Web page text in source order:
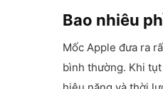
Bao nhiêu
Mốc Apple đưa ra
bình thường. Khi